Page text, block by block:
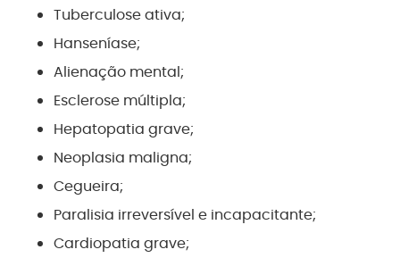
Tuberculose ativa;
Hanseníase;
Alienação mental;
Esclerose múltipla;
Hepatopatia grave;
Neoplasia maligna;
Cegueira;
Paralisia irreversível e incapacitante;
Cardiopatia grave;